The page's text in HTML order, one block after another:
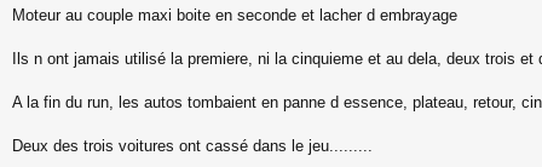
Moteur au couple maxi boite en seconde et lacher d embrayage
Ils n ont jamais utilisé la premiere, ni la cinquieme et au dela, deux trois et
A la fin du run, les autos tombaient en panne d essence, plateau, retour,
Deux des trois voitures ont cassé dans le jeu.........